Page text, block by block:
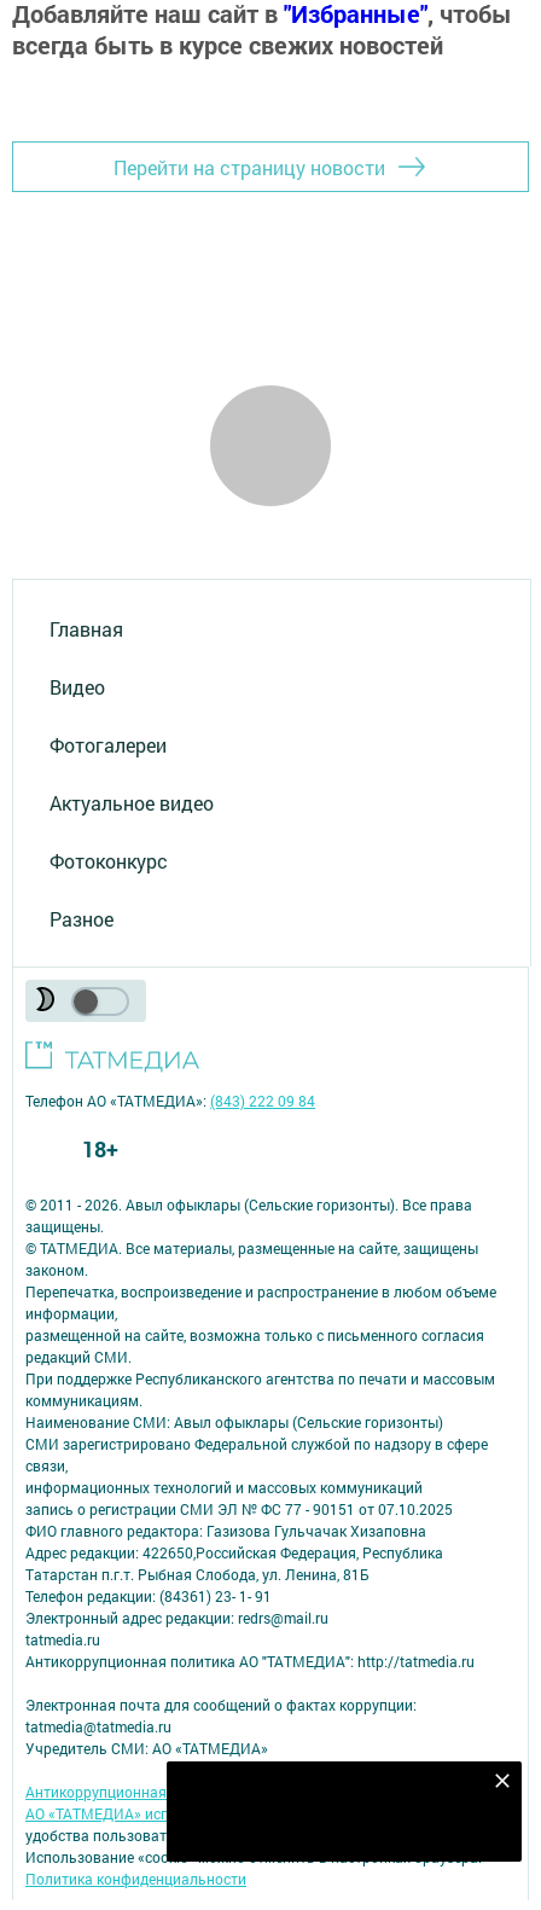
Добавляйте наш сайт в"Избранные", чтобы
всегда быть в курсе свежих новостей
Перейти на страницу новости
Главная
Видео
Фотогалереи
Актуальное видео
Фотоконкурс
Разное
© 2011 - 2026. Авыл офыклары (Сельские горизонты). Все права
защищены.
© ТАТМЕДИА. Все материалы, размещенные на сайте, защищены
законом.
Перепечатка, воспроизведение и распространение в любом объеме
информации,
размещенной на сайте, возможна только с письменного согласия
редакций СМИ.
При поддержке Республиканского агентства по печати и массовым
коммуникациям.
Наименование СМИ: Авыл офыклары (Сельские горизонты)
СМИ зарегистрировано Федеральной службой по надзору в сфере
связи,
информационных технологий и массовых коммуникаций
запись о регистрации СМИ ЭЛ № ФС 77 - 90151 от 07.10.2025
ФИО главного редактора: Газизова Гульчачак Хизаповна
Адрес редакции: 422650,Российская Федерация, Республика
Татарстан п.г.т. Рыбная Слобода, ул. Ленина, 81Б
Телефон редакции: (84361) 23- 1- 91
Электронный адрес редакции: redrs@mail.ru
tatmedia.ru
Антикоррупционная политика АО "ТАТМЕДИА": http://tatmedia.ru
Электронная почта для сообщений о фактах коррупции:
tatmedia@tatmedia.ru
Учредитель СМИ: АО «ТАТМЕДИА»
Антикоррупционная политика
АО «ТАТМЕДИА» использует «cookie»
удобства пользователей сайтом.
Использование «cookie» можно отменить в настройках браузера.
Политика конфиденциальности
Телефон АО «ТАТМЕДИА»:(843) 222 09 84
18+